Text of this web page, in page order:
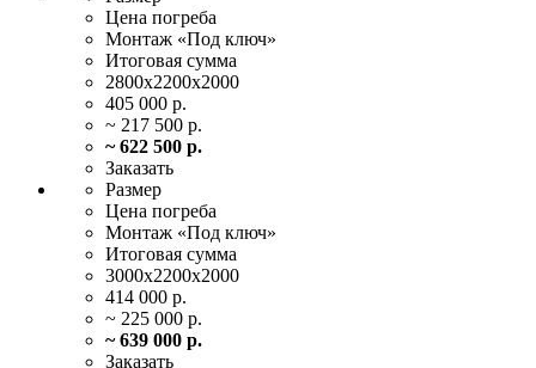
Цена погреба
Монтаж «Под ключ»
Итоговая сумма
2800х2200х2000
405 000 р.
~ 217 500 р.
~ 622 500 р.
Заказать
Размер
Цена погреба
Монтаж «Под ключ»
Итоговая сумма
3000х2200х2000
414 000 р.
~ 225 000 р.
~ 639 000 р.
Заказать